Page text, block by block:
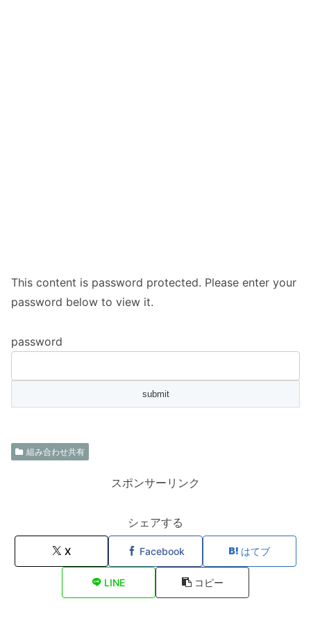
This content is password protected. Please enter your
password below to view it.
password
組み合わせ共有
スポンサーリンク
シェアする
X Facebook はてブ
LINE コピー